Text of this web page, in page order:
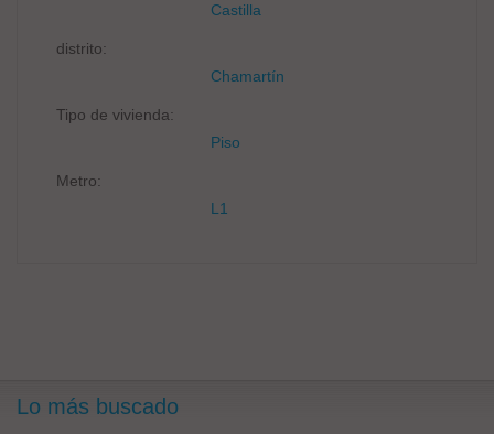
Castilla
distrito:
Chamartín
Tipo de vivienda:
Piso
Metro:
L1
Lo más buscado